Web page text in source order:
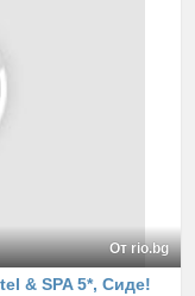
От rio.bg
& SPA 5*, Сиде!